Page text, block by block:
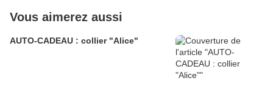
Vous aimerez aussi
AUTO-CADEAU : collier "Alice"